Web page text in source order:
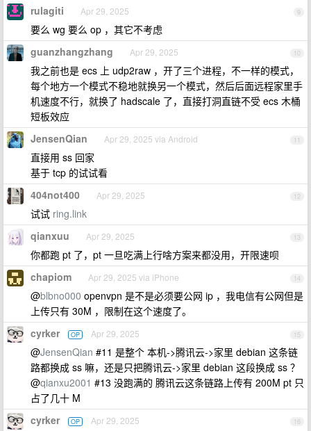
9
rulagiti Apr 29, 2025
要么 wg 要么 op ，其它不考虑
10
guanzhangzhang Apr 29, 2025
我之前也是 ecs 上 udp2raw ，开了三个进程，不一样的模式，
每个地方一个模式不稳地就换另一个模式，然后后面远程家里手
机速度不行，就换了 hadscale 了，直接打洞直链不受 ecs 木桶
短板效应
11
JensenQian Apr 29, 2025 via Android
直接用 ss 回家
基于 tcp 的试试看
12
404not400 Apr 29, 2025
试试 ring.link
13
qianxuu Apr 29, 2025
你都跑 pt 了，pt 一旦吃满上行啥方案来都没用，开限速呗
14
chapiom Apr 29, 2025 via iPhone
@blbno000 openvpn 是不是必须要公网 ip ，我电信有公网但是
上传只有 30M ，限制在这个速度了。
15
cyrker OP Apr 29, 2025
@JensenQian #11 是整个 本机->腾讯云->家里 debian 这条链
路都换成 ss 嘛，还是只把腾讯云->家里 debian 这段换成 ss ？
@qianxu2001 #13 没跑满的 腾讯云这条链路上传有 200M pt 只
占了几十 M
16
cyrker OP Apr 29, 2025